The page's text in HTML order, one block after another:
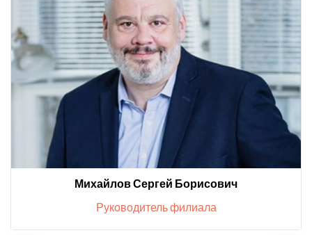
Михайлов Сергей Борисович
Руководитель филиала